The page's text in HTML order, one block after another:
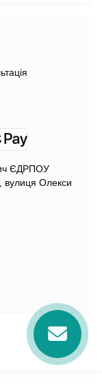
ЄДРПОУ
вулиця Олекси